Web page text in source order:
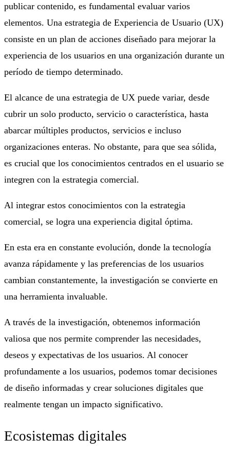
publicar contenido, es fundamental evaluar varios
elementos. Una estrategia de Experiencia de Usuario (UX)
consiste en un plan de acciones diseñado para mejorar la
experiencia de los usuarios en una organización durante un
período de tiempo determinado.
El alcance de una estrategia de UX puede variar, desde
cubrir un solo producto, servicio o característica, hasta
abarcar múltiples productos, servicios e incluso
organizaciones enteras. No obstante, para que sea sólida,
es crucial que los conocimientos centrados en el usuario se
integren con la estrategia comercial.
Al integrar estos conocimientos con la estrategia
comercial, se logra una experiencia digital óptima.
En esta era en constante evolución, donde la tecnología
avanza rápidamente y las preferencias de los usuarios
cambian constantemente, la investigación se convierte en
una herramienta invaluable.
A través de la investigación, obtenemos información
valiosa que nos permite comprender las necesidades,
deseos y expectativas de los usuarios. Al conocer
profundamente a los usuarios, podemos tomar decisiones
de diseño informadas y crear soluciones digitales que
realmente tengan un impacto significativo.
Ecosistemas digitales